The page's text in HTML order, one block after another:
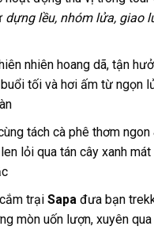
dựng lều, nhóm lửa, giao
nhiên hoang dã, tận
tối và hơi ấm từ ngọn
tách cà phê thơm ngon
lỏi qua tán cây xanh
trại Sapa đưa bạn
mòn uốn lượn, xuyên